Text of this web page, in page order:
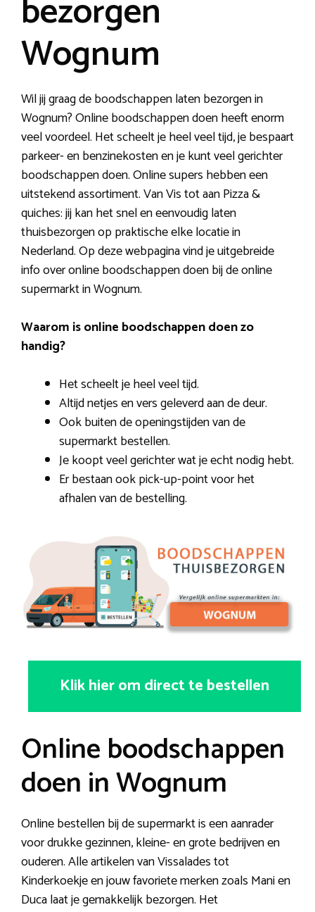
bezorgen
Wognum
Wil jij graag de boodschappen laten bezorgen in
Wognum? Online boodschappen doen heeft enorm
veel voordeel. Het scheelt je heel veel tijd, je bespaart
parkeer- en benzinekosten en je kunt veel gerichter
boodschappen doen. Online supers hebben een
uitstekend assortiment. Van Vis tot aan Pizza &
quiches: jij kan het snel en eenvoudig laten
thuisbezorgen op praktische elke locatie in
Nederland. Op deze webpagina vind je uitgebreide
info over online boodschappen doen bij de online
supermarkt in Wognum.
Waarom is online boodschappen doen zo
handig?
Het scheelt je heel veel tijd.
Altijd netjes en vers geleverd aan de deur.
Ook buiten de openingstijden van de
supermarkt bestellen.
Je koopt veel gerichter wat je echt nodig hebt.
Er bestaan ook pick-up-point voor het
afhalen van de bestelling.
Klik hier om direct te bestellen
Online boodschappen
doen in Wognum
Online bestellen bij de supermarkt is een aanrader
voor drukke gezinnen, kleine- en grote bedrijven en
ouderen. Alle artikelen van Vissalades tot
Kinderkoekje en jouw favoriete merken zoals Mani en
Duca laat je gemakkelijk bezorgen. Het